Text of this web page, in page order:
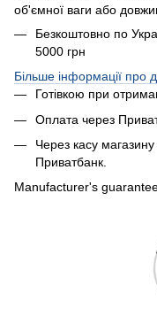
об'ємної ваги або
Безкоштовно по
5000 грн
Більше інформації про
Готівкою при
Оплата через
Через касу
Приватбанк.
Manufacturer's